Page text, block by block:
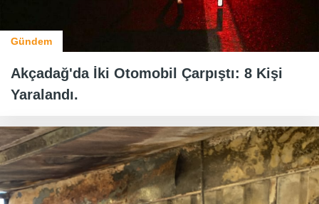
Gündem
Akçadağ'da İki Otomobil Çarpıştı: 8 Kişi
Yaralandı.